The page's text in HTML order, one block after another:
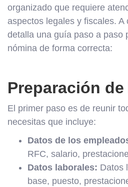
organizado que requiere
aspectos legales y fiscales. A
detalla una guía paso a paso
nómina de forma correcta:
Preparación
El primer paso es de reunir
necesitas que incluye:
Datos de los
RFC, salario,
Datos laborales: Datos
base, puesto,